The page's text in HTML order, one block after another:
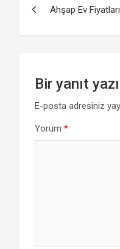
gezinmesi
Ahşap Ev Fiyatları
Bir yanıt
E-posta adresiniz
Yorum *